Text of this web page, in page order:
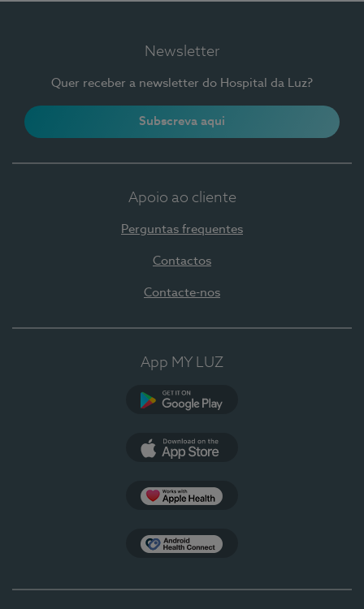
Newsletter
Quer receber a newsletter do Hospital da Luz?
Subscreva aqui
Apoio ao cliente
Perguntas frequentes
Contactos
Contacte-nos
App MY LUZ